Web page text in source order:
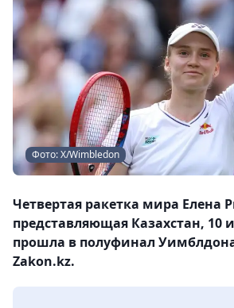
Фото: Х/Wimbledon
Четвертая ракетка мира Елена
представляющая Казахстан, 10
прошла в полуфинал
Zakon.kz.